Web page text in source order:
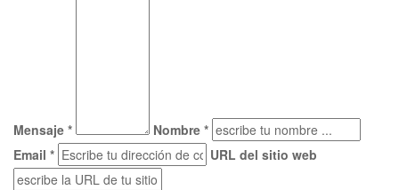
Mensaje *
Nombre *
Email *
URL del sitio web